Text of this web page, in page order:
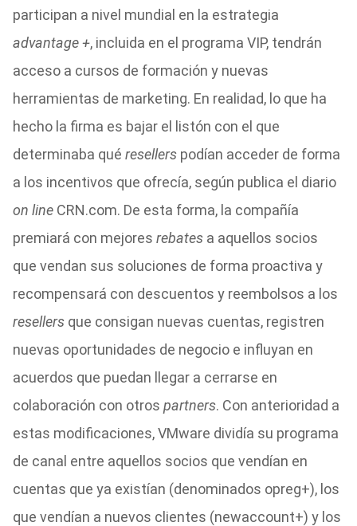
participan a nivel mundial en la estrategia
advantage +, incluida en el programa VIP, tendrán
acceso a cursos de formación y nuevas
herramientas de marketing. En realidad, lo que ha
hecho la firma es bajar el listón con el que
determinaba qué resellerspodían acceder de forma
a los incentivos que ofrecía, según publica el diario
on lineCRN.com. De esta forma, la compañía
premiará con mejores rebatesa aquellos socios
que vendan sus soluciones de forma proactiva y
recompensará con descuentos y reembolsos a los
resellersque consigan nuevas cuentas, registren
nuevas oportunidades de negocio e influyan en
acuerdos que puedan llegar a cerrarse en
colaboración con otros partners. Con anterioridad a
estas modificaciones, VMware dividía su programa
de canal entre aquellos socios que vendían en
cuentas que ya existían (denominados opreg+), los
que vendían a nuevos clientes (newaccount+) y los